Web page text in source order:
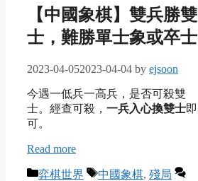
【中國象棋】雙兵勝雙
士，難勝單士象或卒士
2023-04-052023-04-04 by ejsoon
今遇一低兵一高兵，是否可殺雙
士。經查可殺， 一兵入心換雙士即
可。
Read more
Categories
弈棋世界 Tags
中國象棋, 殘局